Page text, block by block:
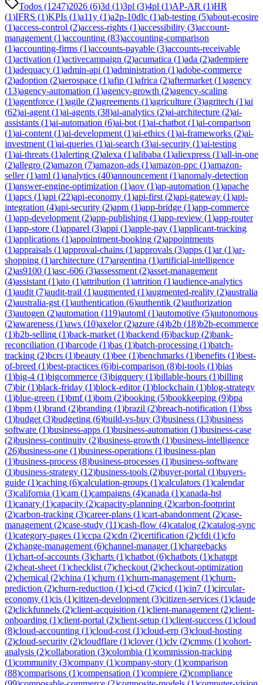
Todos (1247)2026 (6)3d (1)3pl (3)4pl (1)AP-AR (1)HR
(1)IFRS (1)KPIs (1)a11y (1)a2p-10dlc (1)ab-testing (5)about-ecosire
(1)access-control (2)access-rights (1)accessibility (3)account-
management (1)accounting (83)accounting-comparison
(1)accounting-firms (1)accounts-payable (3)accounts-receivable
(1)activation (1)activecampaign (2)acumatica (1)ada (2)adempiere
(1)adequacy (1)admin-api (1)administration (1)adobe-commerce
(2)adoption (2)aerospace (1)afip (1)africa (2)aftermarket (1)agency
(13)agency-automation (1)agency-growth (2)agency-scaling
(1)agentforce (1)agile (2)agreements (1)agriculture (3)agritech (1)ai
(62)ai-agent (1)ai-agents (38)ai-analytics (2)ai-architecture (2)ai-
assistants (1)ai-automation (6)ai-bot (1)ai-chatbot (1)ai-comparison
(1)ai-content (1)ai-development (1)ai-ethics (1)ai-frameworks (2)ai-
investment (1)ai-queries (1)ai-search (3)ai-security (1)ai-testing
(1)ai-threats (1)alerting (2)alexa (1)alibaba (1)aliexpress (1)all-in-one
(2)allegro (2)amazon (7)amazon-ads (1)amazon-ppc (1)amazon-
seller(1)aml (1)analytics (40)announcement (1)anomaly-detection
(1)answer-engine-optimization (1)aov (1)ap-automation (1)apache
(1)apcs (1)api (22)api-economy (1)api-first (2)api-gateway (1)api-
integration (4)api-security (2)apm (1)app-bridge (1)app-commerce
(1)app-development (2)app-publishing (1)app-review (1)app-router
(1)app-store (1)apparel (3)appi (1)apple-pay (1)applicant-tracking
(1)applications (1)appointment-booking (2)appointments
(1)appraisals (1)approval-chains (1)approvals (3)apps (1)ar(1)ar-
shopping (1)architecture (17)argentina (1)artificial-intelligence
(2)as9100 (1)asc-606 (3)assessment (2)asset-management
(4)assistant (1)ato (1)attribution (1)attrition (1)audience-analytics
(1)audit (7)audit-trail (1)augmented (1)augmented-reality (2)australia
(2)australia-gst (1)authentication (6)authentik (2)authorization
(3)autogen (2)automation (119)automl (1)automotive (5)autonomous
(2)awareness (1)aws (10)axelor(2)azure (4)b2b (18)b2b-ecommerce
(1)b2b-selling (1)back-market (1)backend (6)backup (2)bank-
reconciliation (1)barcode (1)bas (1)batch-processing (1)batch-
tracking (2)bcrs (1)beauty (1)bee (1)benchmarks (1)benefits (1)best-
of-breed (1)best-practices (6)bi-comparison (8)bi-tools (1)bias
(1)big-4 (1)bigcommerce (3)bigquery (1)billable-hours (1)billing
(7)bir(1)black-friday (1)block-editor(1)blockchain (1)blog-strategy
(1)blue-green (1)bmf(1)bom (2)booking (5)bookkeeping (9)bpa
(1)bpm (1)brand (2)branding (1)brazil (2)breach-notification (1)bss
(1)budget (3)budgeting (6)build-vs-buy (3)business (13)business
software (1)business-apps (1)business-automation (1)business-case
(2)business-continuity (2)business-growth (1)business-intelligence
(26)business-one (1)business-operations (1)business-plan
(1)business-process (8)business-processes (1)business-software
(1)business-strategy (12)business-tools (2)buyer-portal (1)buyers-
guide (1)caching (6)calculation-groups (1)calculators (1)calendar
(3)california (1)cam (1)campaigns (4)canada (1)canada-hst
(1)canary (1)capacity (2)capacity-planning (2)carbon-footprint
(2)carbon-tracking (3)career-plans (1)cart-abandonment (2)case-
management (2)case-study (11)cash-flow (4)catalog (2)catalog-sync
(1)category-pages (1)ccpa (2)cdn (2)certification (2)cfdi (1)cfo
(2)change-management (6)channel-manager(1)chargebacks
(1)chart-of-accounts (3)charts (1)chatbot (6)chatbots (1)chatgpt
(2)cheat-sheet (1)checklist (7)checkout (2)checkout-optimization
(2)chemical (2)china (1)churn (1)churn-management (1)churn-
prediction (2)churn-reduction (1)ci-cd (7)cicd (1)cin7 (1)circular-
economy (1)cis (1)citizen-development (3)citizen-services (1)claude
(2)clickfunnels (2)client-acquisition (1)client-management (2)client-
onboarding (1)client-portal (2)client-setup (1)client-success (1)cloud
(8)cloud-accounting (1)cloud-cost (1)cloud-erp (3)cloud-hosting
(2)cloud-security (2)cloudflare (1)clover(1)clv (2)cmms (1)cohort-
analysis (2)collaboration (3)colombia (1)commission-tracking
(1)community (3)company (1)company-story (1)comparison
(88)comparisons (1)compensation (1)compiere (2)compliance